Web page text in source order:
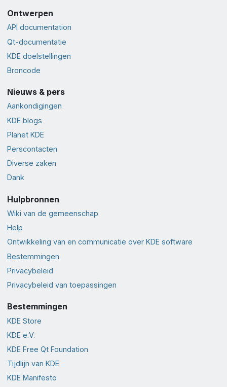
Ontwerpen
API documentation
Qt-documentatie
KDE doelstellingen
Broncode
Nieuws & pers
Aankondigingen
KDE blogs
Planet KDE
Perscontacten
Diverse zaken
Dank
Hulpbronnen
Wiki van de gemeenschap
Help
Ontwikkeling van en communicatie over KDE software
Bestemmingen
Privacybeleid
Privacybeleid van toepassingen
Bestemmingen
KDE Store
KDE e.V.
KDE Free Qt Foundation
Tijdlijn van KDE
KDE Manifesto